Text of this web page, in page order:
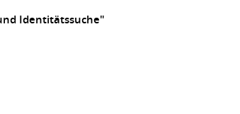
Identitätssuche"